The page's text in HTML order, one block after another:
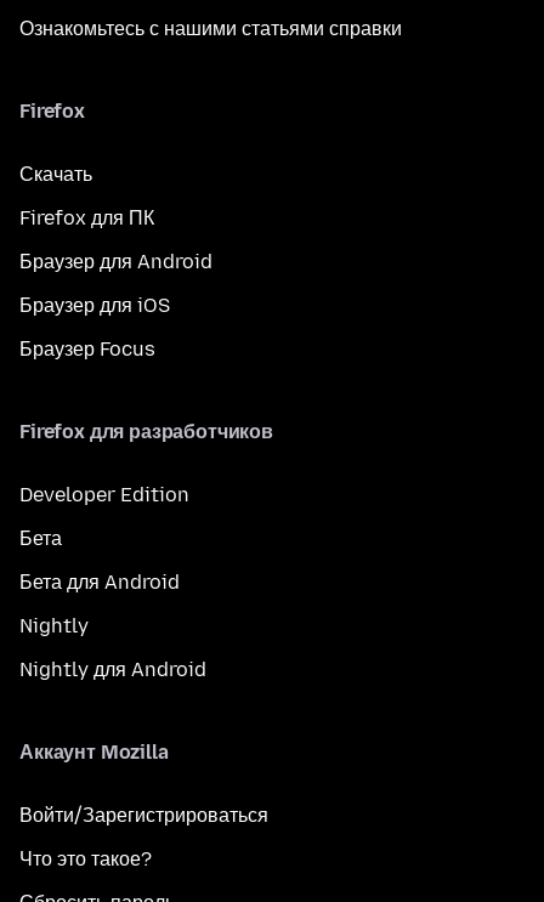
Ознакомьтесь с нашими статьями справки
Firefox
Скачать
Firefox для ПК
Браузер для Android
Браузер для iOS
Браузер Focus
Firefox для разработчиков
Developer Edition
Бета
Бета для Android
Nightly
Nightly для Android
Аккаунт Mozilla
Войти/Зарегистрироваться
Что это такое?